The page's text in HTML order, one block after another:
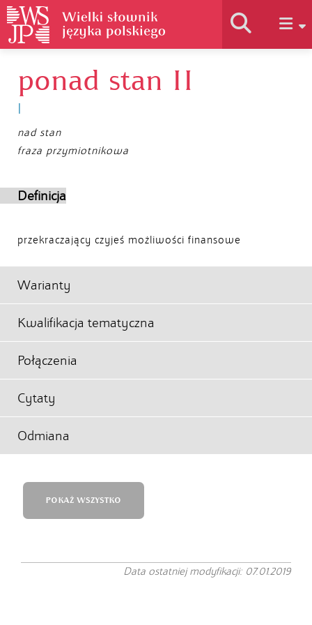
Historia słownika
ponad stan II
I
nad stan
fraza przymiotnikowa
Definicja
przekraczający czyjeś możliwości finansowe
Warianty
Kwalifikacja tematyczna
Połączenia
Cytaty
Odmiana
POKAŻ WSZYSTKO
Data ostatniej modyfikacji: 07.01.2019